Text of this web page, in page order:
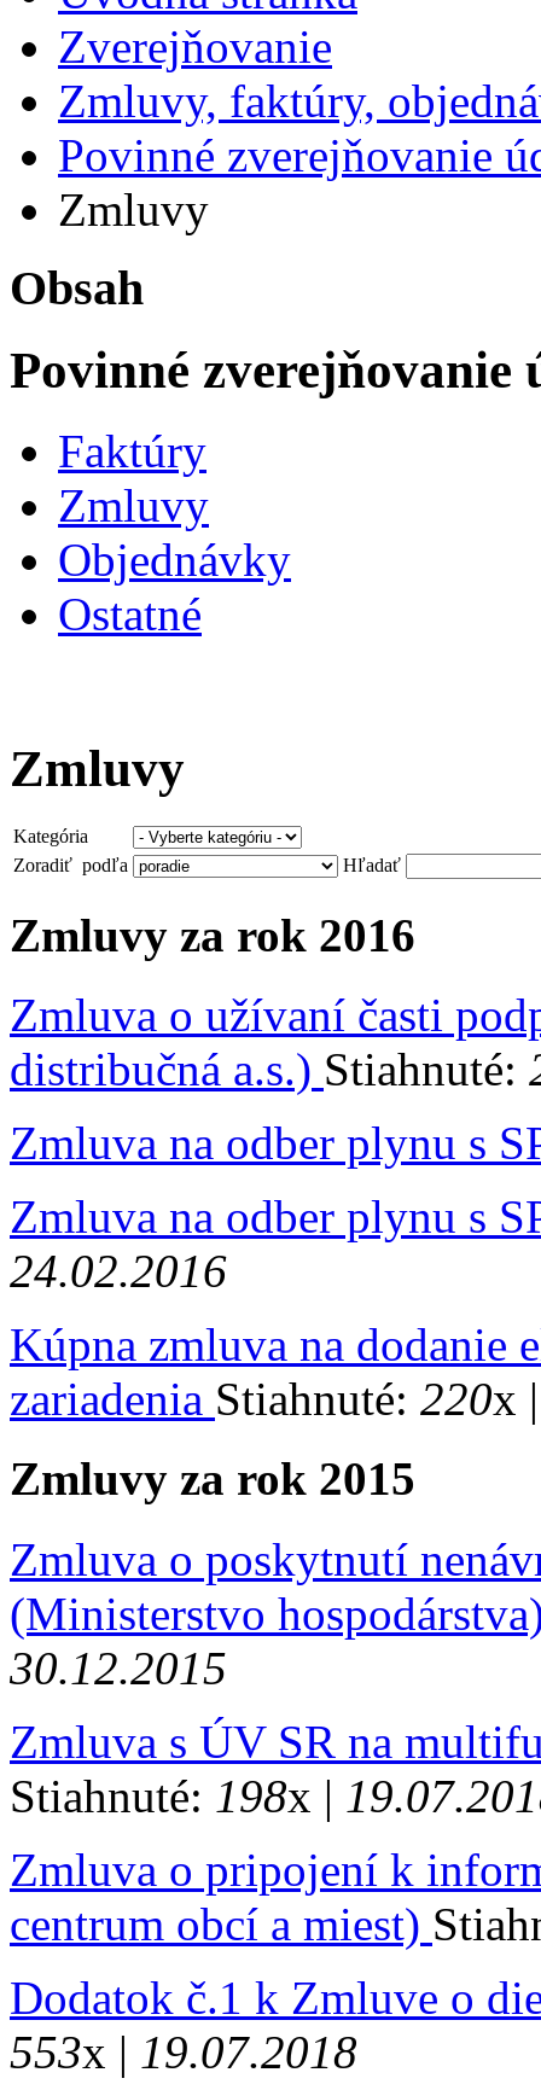
Zverejňovanie
Zmluvy, faktúry,
Povinné zverejňovanie
Zmluvy
Obsah
Povinné
Faktúry
Zmluvy
Objednávky
Ostatné
Zmluvy
Kategória
Zoradiť podľa
Hľadať
Zmluvy za rok 2016
Zmluva o užívaní časti
distribučná a.s.) Stiahnuté:
Zmluva na odber plynu s
Zmluva na odber plynu s
24.02.2016
Kúpna zmluva na dodanie
zariadenia Stiahnuté: 220x
Zmluvy za rok 2015
Zmluva o poskytnutí
(Ministerstvo
30.12.2015
Zmluva s ÚV SR na
Stiahnuté: 198x |
Zmluva o pripojení k
centrum obcí a miest)
Dodatok č.1 k Zmluve o
553x | 19.07.2018